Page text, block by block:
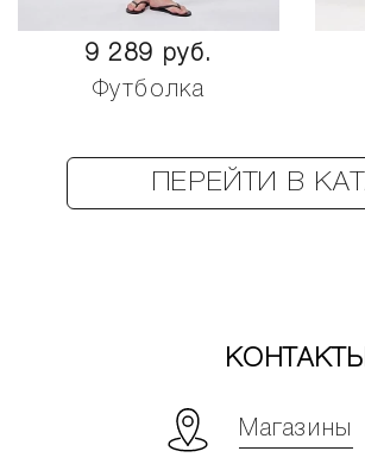
9 289 руб.
Футболка
ПЕРЕЙТИ В
КОНТАКТЫ
Магазины